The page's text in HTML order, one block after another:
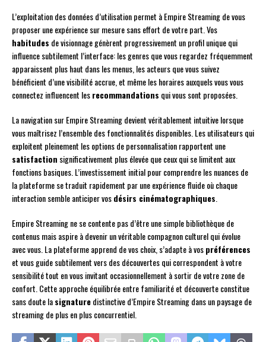
L’exploitation des données d’utilisation permet à Empire Streaming de vous
proposer une expérience sur mesure sans effort de votre part. Vos
habitudes de visionnage génèrent progressivement un profil unique qui
influence subtilement l’interface: les genres que vous regardez fréquemment
apparaissent plus haut dans les menus, les acteurs que vous suivez
bénéficient d’une visibilité accrue, et même les horaires auxquels vous vous
connectez influencent lesrecommandations qui vous sont proposées.
La navigation sur Empire Streaming devient véritablement intuitive lorsque
vous maîtrisez l’ensemble des fonctionnalités disponibles. Les utilisateurs qui
exploitent pleinement les options de personnalisation rapportent une
satisfaction significativement plus élevée que ceux qui se limitent aux
fonctions basiques. L’investissement initial pour comprendre les nuances de
la plateforme se traduit rapidement par une expérience fluide où chaque
interaction semble anticiper vosdésirs cinématographiques
Empire Streaming ne se contente pas d’être une simple bibliothèque de
contenus mais aspire à devenir un véritable compagnon culturel qui évolue
avec vous. La plateforme apprend de vos choix, s’adapte à vospréférences
et vous guide subtilement vers des découvertes qui correspondent à votre
sensibilité tout en vous invitant occasionnellement à sortir de votre zone de
confort. Cette approche équilibrée entre familiarité et découverte constitue
sans doute lasignaturedistinctive d’Empire Streaming dans un paysage de
streaming de plus en plus concurrentiel.